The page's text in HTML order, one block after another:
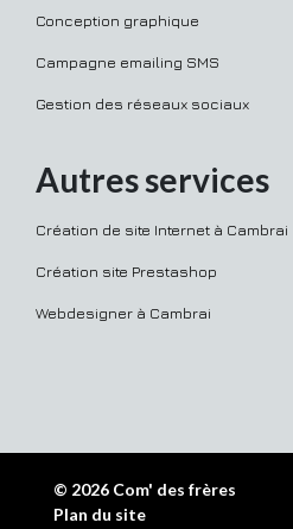
Conception graphique
Campagne emailing SMS
Gestion des réseaux sociaux
Autres services
Création de site Internet à Cambrai
Création site Prestashop
Webdesigner à Cambrai
© 2026 Com' des frères
Plan du site